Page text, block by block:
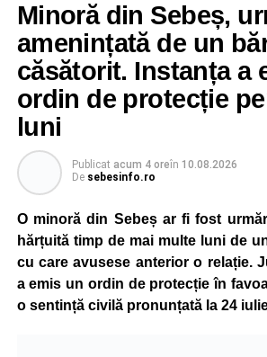
Minoră din Sebeș,
amenințată de un
căsătorit. Instanța a
ordin de protecție
luni
Publicat acum 4 oreîn 10.08.2026
De sebesinfo.ro
O minoră din Sebeș ar fi fost
hărțuită timp de mai multe luni de
cu care avusese anterior o relație.
a emis un ordin de protecție în
o sentință civilă pronunțată la 24